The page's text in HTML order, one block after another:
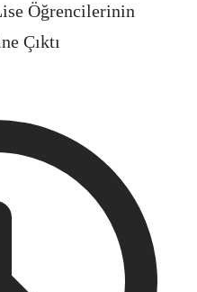
Öğrencilerinin
Çıktı